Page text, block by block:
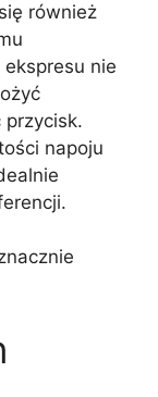
również
nie
przycisk.
napoju